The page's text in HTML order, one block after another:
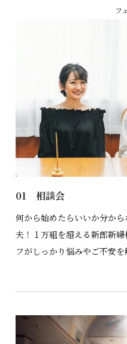
フ
01 相談会
何から始めたらいいか分か
夫！１万組を超える新郎新
フがしっかり悩みやご不安